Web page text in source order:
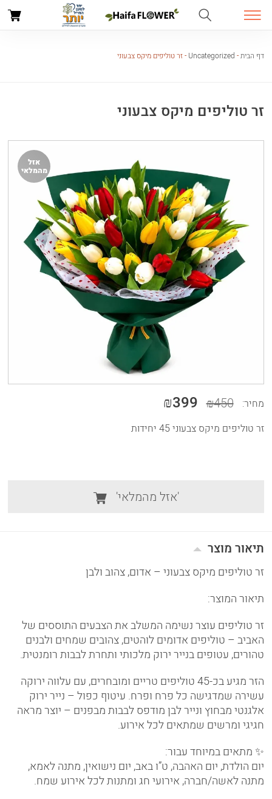
דף הבית-
Uncategorized
-זר טוליפים מיקס צבעוני
זר טוליפים מיקס צבעוני
אזל
מהמלאי
מחיר: ₪450
₪399
זר טוליפים מיקס צבעוני 45 יחידות
'אזל מהמלאי'
תיאור מוצר
זר טוליפים מיקס צבעוני – אדום, צהוב ולבן
תיאור המוצר:
זר טוליפים עוצר נשימה המשלב את הצבעים התוססים של
האביב – טוליפים אדומים לוהטים, צהובים שמחים ולבנים
טהורים, עטופים בנייר ירוק מלכותי ותחרת לבבות רומנטית.
הזר מגיע בכ-45 טוליפים טריים ומובחרים, עם עלווה ירוקה
עשירה שמדגישה כל פרח ופרח. עיטוף כפול – נייר ירוק
אלגנטי מבחוץ ונייר לבן מודפס לבבות מבפנים – יוצר מראה
חגיגי ומרשים שמתאים לכל אירוע.
✨ מתאים במיוחד עבור:
יום הולדת, יום האהבה, ט”ו באב, יום נישואין, מתנה לאמא,
מתנה לאשה/חברה, אירועי חג ומתנות לכל אירוע שמח.